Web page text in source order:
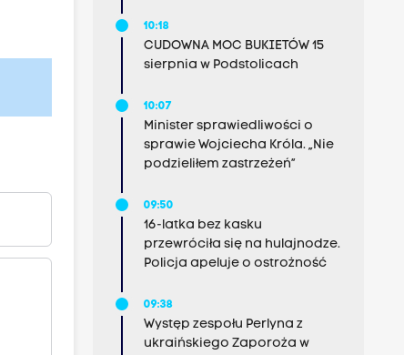
10:18
CUDOWNA MOC BUKIETÓW 15
sierpnia w Podstolicach
10:07
Minister sprawiedliwości o
sprawie Wojciecha Króla. „Nie
podzieliłem zastrzeżeń”
09:50
16-latka bez kasku
przewróciła się na hulajnodze.
Policja apeluje o ostrożność
09:38
Występ zespołu Perlyna z
ukraińskiego Zaporoża w